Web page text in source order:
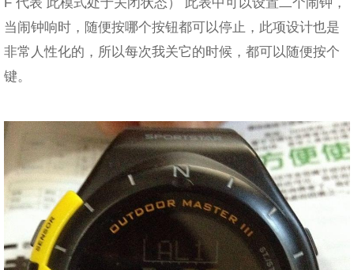
当闹钟响时，随便按哪个按钮都可以停止，此项设计也是
非常人性化的，所以每次我关它的时候，都可以随便按个
键。